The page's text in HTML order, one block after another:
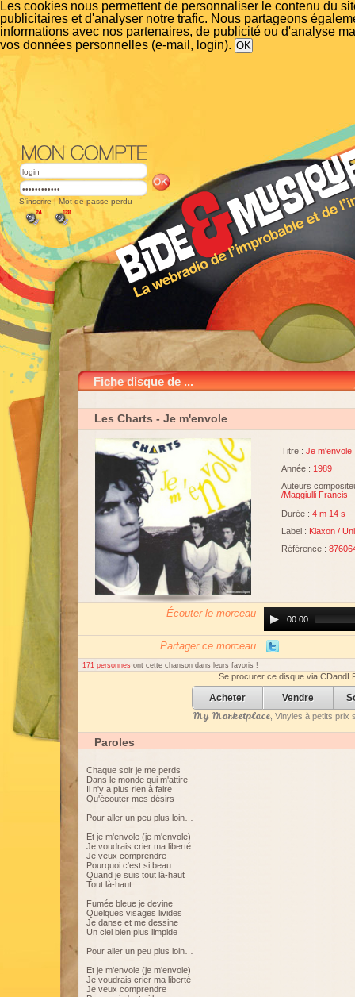
Les cookies nous permettent de personnaliser le contenu du
publicitaires et d'analyser notre trafic. Nous partageons
informations avec nos partenaires, de publicité ou d'analyse
vos données personnelles (e-mail, login).
S'inscrire | Mot de passe perdu
Fiche disque de ...
Les Charts - Je m'envole
Titre : Je m'envole
Année : 1989
Auteurs
/Maggiulli Francis
Durée : 4 m 14 s
Label : Klaxon /
Référence :
Écouter le morceau
Player00:00
Partager ce morceau
171 personnes ont cette chanson dans leurs favoris !
Se procurer ce disque via
Acheter Vendre
My Marketplace, Vinyles à petits prix
Paroles
Chaque soir je me perds
Dans le monde qui m'attire
Il n'y a plus rien à faire
Qu'écouter mes désirs
Pour aller un peu plus loin…
Et je m'envole (je m'envole)
Je voudrais crier ma liberté
Je veux comprendre
Pourquoi c'est si beau
Quand je suis tout là-haut
Tout là-haut…
Fumée bleue je devine
Quelques visages livides
Je danse et me dessine
Un ciel bien plus limpide
Pour aller un peu plus loin…
Et je m'envole (je m'envole)
Je voudrais crier ma liberté
Je veux comprendre